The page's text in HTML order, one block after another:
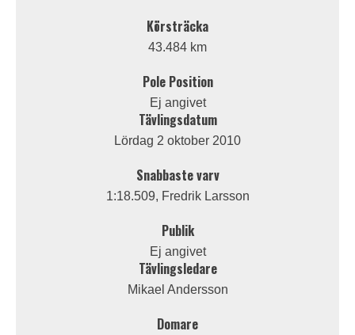
Körsträcka
43.484 km
Pole Position
Ej angivet
Tävlingsdatum
Lördag 2 oktober 2010
Snabbaste varv
1:18.509, Fredrik Larsson
Publik
Ej angivet
Tävlingsledare
Mikael Andersson
Domare